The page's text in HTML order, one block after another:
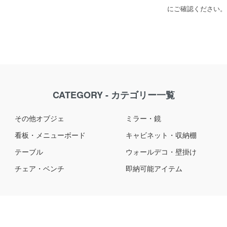
にご確認ください。
CATEGORY - カテゴリー一覧
その他オブジェ
看板・メニューボード
テーブル
チェア・ベンチ
ミラー・鏡
キャビネット・収納棚
ウォールデコ・壁掛け
即納可能アイテム